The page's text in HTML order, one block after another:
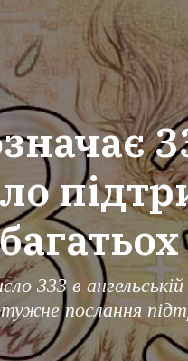
333 в
послання